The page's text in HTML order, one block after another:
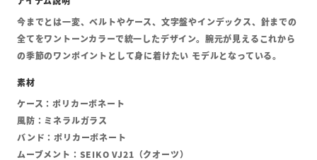
今までとは一変、ベルトやケース、文字盤やインデックス、針までの
全てをワントーンカラーで統一したデザイン。腕元が見えるこれから
の季節のワンポイントとして身に着けたい モデルとなっている。
ケース：ポリカーボネート
風防：ミネラルガラス
バンド：ポリカーボネート
ムーブメント：SEIKO VJ21（クオーツ）